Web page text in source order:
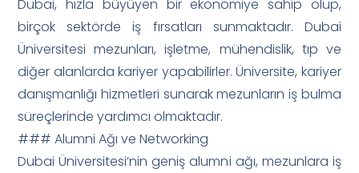
Dubai, hızla büyüyen bir ekonomiye sahip olup,
birçok sektörde iş fırsatları sunmaktadır. Dubai
Üniversitesi mezunları, işletme, mühendislik, tıp ve
diğer alanlarda kariyer yapabilirler. Üniversite, kariyer
danışmanlığı hizmetleri sunarak mezunların iş bulma
süreçlerinde yardımcı olmaktadır.
### Alumni Ağı ve Networking
Dubai Üniversitesi’nin geniş alumni ağı, mezunlara iş